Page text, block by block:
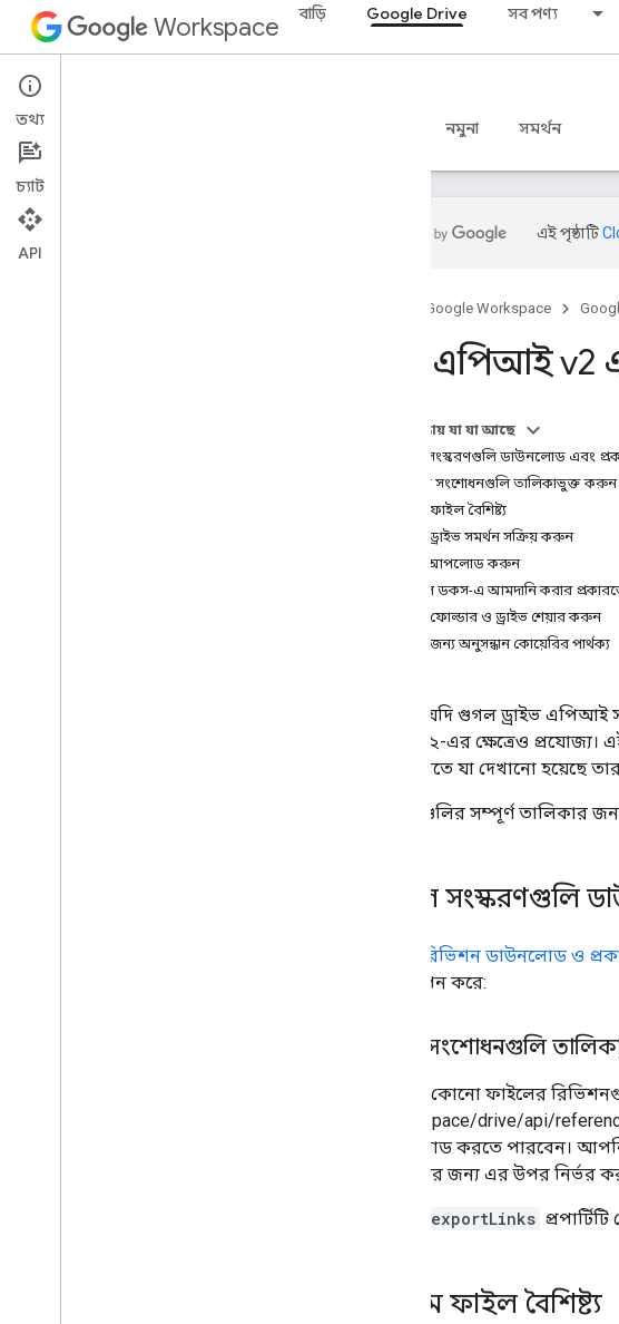
Workspace বাড়ি Google Drive সব পণ্য
Google Drive
ওভারভিউ নমুনা সমর্থন
এই পৃষ্ঠাটি
Google Workspace
ড্রাইভ এপিআই v2
এই পৃষ্ঠায় যা যা আছে
ফাইল সংস্করণগুলি ডাউনলোড এবং
পৃথক সংশোধনগুলি তালিকাভুক্ত
কাস্টম ফাইল বৈশিষ্ট্য
শেয়ার্ড ড্রাইভ সমর্থন সক্রিয় করুন
ফাইল আপলোড করুন
গুগল ডকস-এ আমদানি করার
ফাইল, ফোল্ডার ও ড্রাইভ শেয়ার করুন
v2 এর জন্য অনুসন্ধান কোয়েরির পার্থক্য
আপনি যদি গুগল ড্রাইভ এপিআই
সংস্করণ ২-এর ক্ষেত্রেও প্রযোজ্য।
পৃষ্ঠাগুলিতে যা দেখানো হয়েছে
পার্থক্যগুলির সম্পূর্ণ তালিকার
ফাইল সংস্করণগুলি
'ফাইল রিভিশন ডাউনলোড ও
প্রতিস্থাপন করে:
পৃথক সংশোধনগুলি
একবার কোনো ফাইলের
(/workspace/drive/api/
ডাউনলোড করতে পারবেন।
ব্যবহারের জন্য এর উপর নির্ভর
exportLinks
কাস্টম ফাইল বৈশিষ্ট্য
তথ্য
চ্যাট
API